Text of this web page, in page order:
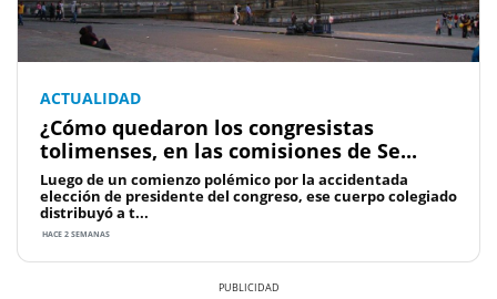
ACTUALIDAD
¿Cómo quedaron los congresistas
tolimenses, en las comisiones de Se...
Luego de un comienzo polémico por la accidentada
elección de presidente del congreso, ese cuerpo colegiado
distribuyó a t...
HACE 2 SEMANAS